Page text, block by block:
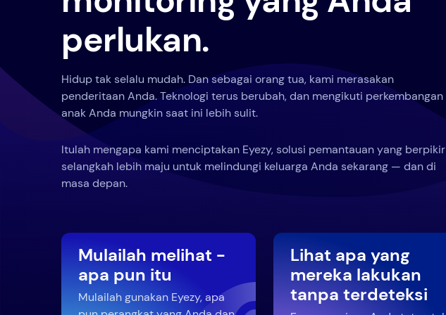
perlukan.
Hidup tak selalu mudah. Dan sebagai orang tua, kami merasakan
penderitaan Anda. Teknologi terus berubah, dan mengikuti perkembangan
anak Anda mungkin saat ini lebih sulit.
Itulah mengapa kami menciptakan Eyezy, solusi pemantauan yang berpikir
selangkah lebih maju untuk melindungi keluarga Anda sekarang — dan di
masa depan.
Mulailah melihat -
apa pun itu
Mulailah gunakan Eyezy, apa
Lihat apa yang
mereka lakukan
tanpa terdeteksi